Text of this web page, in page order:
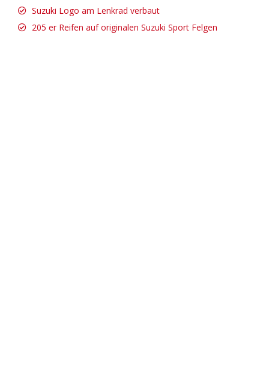
Suzuki Logo am Lenkrad verbaut
205 er Reifen auf originalen Suzuki Sport Felgen